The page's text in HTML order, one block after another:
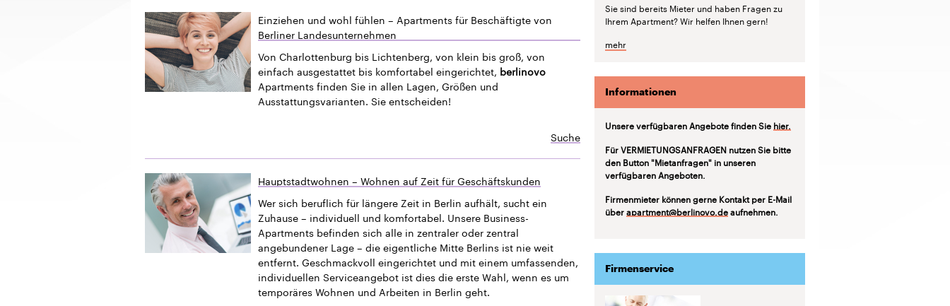
Einziehen und wohl fühlen – Apartments für Beschäftigte von
Berliner Landesunternehmen
Von Charlottenburg bis Lichtenberg, von klein bis groß, von
einfach ausgestattet bis komfortabel eingerichtet, berlinovo
Apartments finden Sie in allen Lagen, Größen und
Ausstattungsvarianten. Sie entscheiden!
Suche
Hauptstadtwohnen – Wohnen auf Zeit für Geschäftskunden
Wer sich beruflich für längere Zeit in Berlin aufhält, sucht ein
Zuhause – individuell und komfortabel. Unsere Business-
Apartments befinden sich alle in zentraler oder zentral
angebundener Lage – die eigentliche Mitte Berlins ist nie weit
entfernt. Geschmackvoll eingerichtet und mit einem umfassenden,
individuellen Serviceangebot ist dies die erste Wahl, wenn es um
temporäres Wohnen und Arbeiten in Berlin geht.
Sie sind bereits Mieter und haben Fragen zu
Ihrem Apartment? Wir helfen Ihnen gern!
mehr
Informationen
Unsere verfügbaren Angebote finden Sie hier.
Für VERMIETUNGSANFRAGEN nutzen Sie bitte
den Button "Mietanfragen" in unseren
verfügbaren Angeboten.
Firmenmieter können gerne Kontakt per E-Mail
überapartment@berlinovo.deaufnehmen.
Firmenservice